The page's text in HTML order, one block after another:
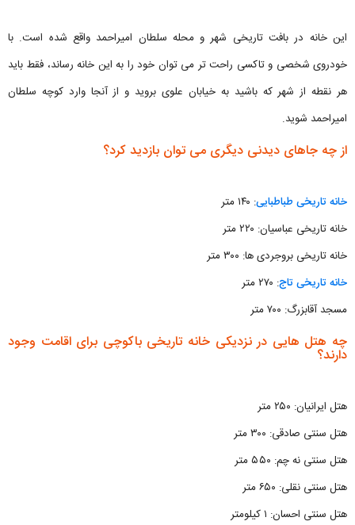
این خانه در بافت تاریخی شهر و محله سلطان امیراحمد واقع شده است. با
خودروی شخصی و تاکسی راحت تر می توان خود را به این خانه رساند، فقط باید
هر نقطه از شهر که باشید به خیابان علوی بروید و از آنجا وارد کوچه سلطان
امیراحمد شوید.
از چه جاهای دیدنی دیگری می توان بازدید کرد؟
خانه تاریخی طباطبایی: ۱۴۰ متر
خانه تاریخی عباسیان: ۲۲۰ متر
خانه تاریخی بروجردی ها: ۳۰۰ متر
خانه تاریخی تاج: ۲۷۰ متر
مسجد آقابزرگ: ۷۰۰ متر
چه هتل هایی در نزدیکی خانه تاریخی باکوچی برای اقامت وجود
دارند؟
هتل ایرانیان: ۲۵۰ متر
هتل سنتی صادقی: ۳۰۰ متر
هتل سنتی نه چم: ۵۵۰ متر
هتل سنتی نقلی: ۶۵۰ متر
هتل سنتی احسان: ۱ کیلومتر